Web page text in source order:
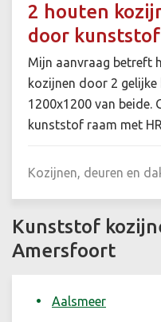
2 houten
door kunststof
Mijn aanvraag betreft
kozijnen door 2
1200x1200 van beide.
kunststof raam met
Kozijnen, deuren en
Kunststof
Amersfoort
Aalsmeer